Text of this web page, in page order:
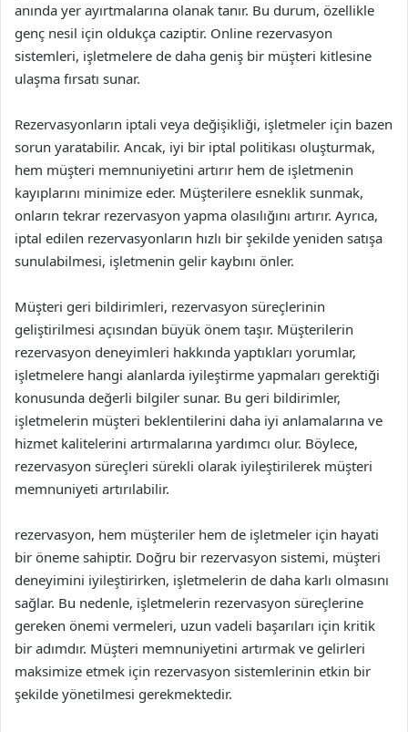
anında yer ayırtmalarına olanak tanır. Bu durum, özellikle
genç nesil için oldukça caziptir. Online rezervasyon
sistemleri, işletmelere de daha geniş bir müşteri kitlesine
ulaşma fırsatı sunar.
Rezervasyonların iptali veya değişikliği, işletmeler için bazen
sorun yaratabilir. Ancak, iyi bir iptal politikası oluşturmak,
hem müşteri memnuniyetini artırır hem de işletmenin
kayıplarını minimize eder. Müşterilere esneklik sunmak,
onların tekrar rezervasyon yapma olasılığını artırır. Ayrıca,
iptal edilen rezervasyonların hızlı bir şekilde yeniden satışa
sunulabilmesi, işletmenin gelir kaybını önler.
Müşteri geri bildirimleri, rezervasyon süreçlerinin
geliştirilmesi açısından büyük önem taşır. Müşterilerin
rezervasyon deneyimleri hakkında yaptıkları yorumlar,
işletmelere hangi alanlarda iyileştirme yapmaları gerektiği
konusunda değerli bilgiler sunar. Bu geri bildirimler,
işletmelerin müşteri beklentilerini daha iyi anlamalarına ve
hizmet kalitelerini artırmalarına yardımcı olur. Böylece,
rezervasyon süreçleri sürekli olarak iyileştirilerek müşteri
memnuniyeti artırılabilir.
rezervasyon, hem müşteriler hem de işletmeler için hayati
bir öneme sahiptir. Doğru bir rezervasyon sistemi, müşteri
deneyimini iyileştirirken, işletmelerin de daha karlı olmasını
sağlar. Bu nedenle, işletmelerin rezervasyon süreçlerine
gereken önemi vermeleri, uzun vadeli başarıları için kritik
bir adımdır. Müşteri memnuniyetini artırmak ve gelirleri
maksimize etmek için rezervasyon sistemlerinin etkin bir
şekilde yönetilmesi gerekmektedir.